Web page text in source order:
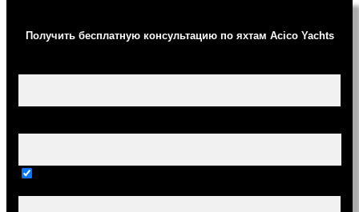
Получить бесплатную консультацию по яхтам Acico Yachts